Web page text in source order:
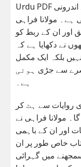
Urdu PDF قرآن مجید کی حکمتوں اور اس کے اندرونی
مولانا فراہی
اور ان کے ربط کو
نے دکھایا ہے کہ
بلکہ ایک مکمل
سے جڑی ہوئی
ہے۔
روایات سے ہٹ کر
مولانا فراہی نے
اور ان کے باہمی
خاص طور پر ان
میں گہرائی